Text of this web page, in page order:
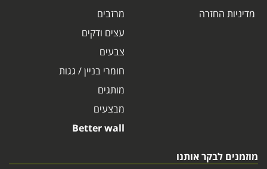
מדיניות החזרה
מרזבים
עצים ודקים
צבעים
חומרי בניין / גגות
מותגים
מבצעים
Better wall
מוזמנים לבקר אותנו